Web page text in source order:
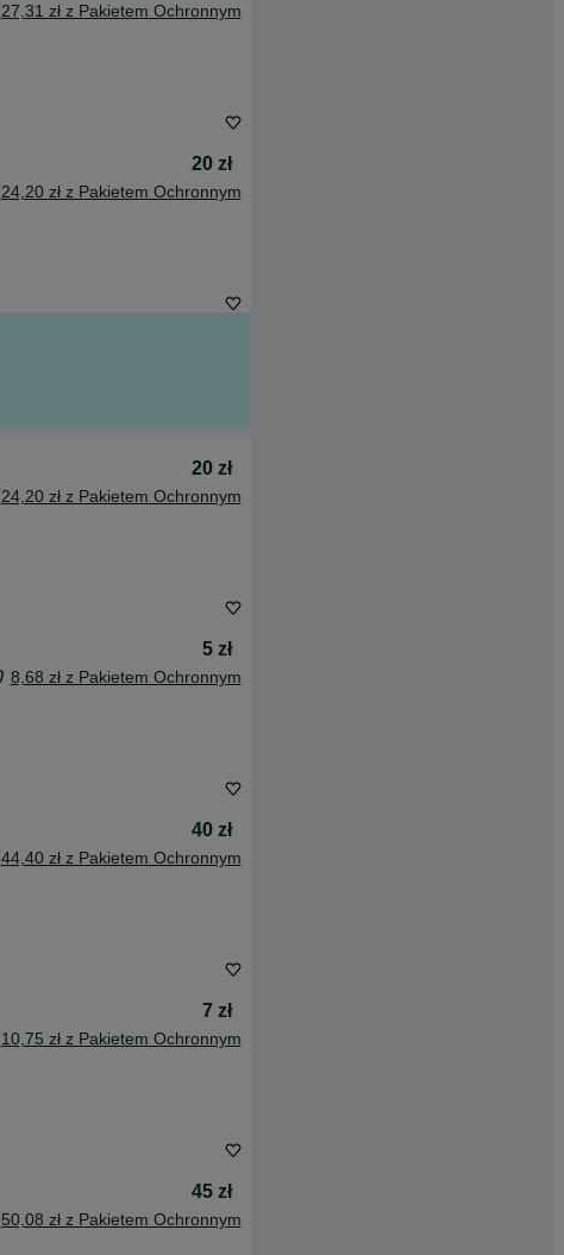
27,31 zł z Pakietem Ochronnym
20 zł
24,20 zł z Pakietem Ochronnym
20 zł
24,20 zł z Pakietem Ochronnym
5 zł
8,68 zł z Pakietem Ochronnym
40 zł
44,40 zł z Pakietem Ochronnym
7 zł
10,75 zł z Pakietem Ochronnym
45 zł
50,08 zł z Pakietem Ochronnym